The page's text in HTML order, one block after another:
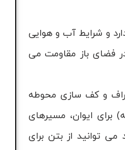
و شرایط آب و هوایی
فضای باز مقاومت می
و کف سازی محوطه
برای ایوان، مسیرهای
می توانید از بتن برای